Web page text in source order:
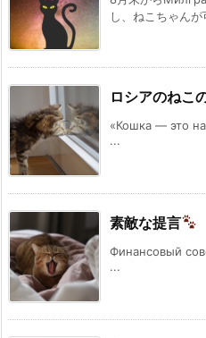
し、ねこちゃん
ロシアのねこ
«Кошка — это
...
素敵な提言
Финансовый
...